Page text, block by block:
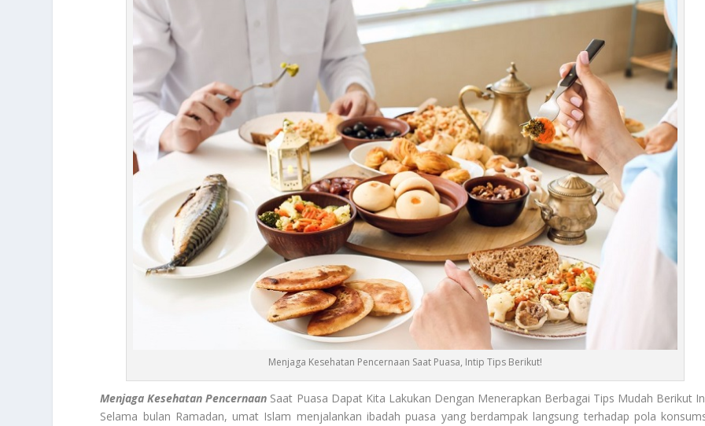
Menjaga Kesehatan Pencernaan Saat Puasa, Intip Tips Berikut!
Menjaga Kesehatan Pencernaan Saat Puasa Dapat Kita Lakukan Dengan Menerapkan Berbagai Tips Mudah Berikut
Selama bulan Ramadan, umat Islam menjalankan ibadah puasa yang berdampak langsung terhadap pola